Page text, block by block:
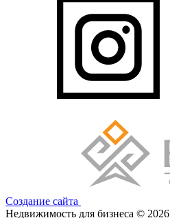
Создание сайта
Недвижимость для бизнеса © 2026